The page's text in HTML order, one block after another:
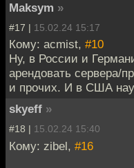
Maksym »
#17 | 15.02.24 15:17
Кому: acmist, #10
Ну, в России и
арендовать сервера/
и прочих. И в США
skyeff »
#18 | 15.02.24 15:40
Кому: zibel, #16